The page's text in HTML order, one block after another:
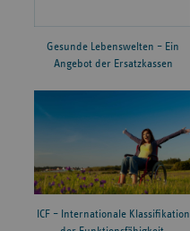
Gesunde Lebenswelten – Ein
Angebot der Ersatzkassen
ICF – Internationale Klassifikation